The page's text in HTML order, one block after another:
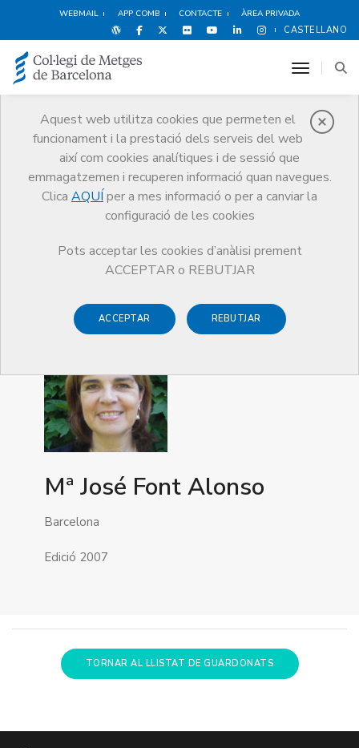
WEBMAIL APP COMB CONTACTE ÀREA PRIVADA
CASTELLANO
Aquest web utilitza cookies que permeten el
funcionament i la prestació dels serveis del web
així com cookies analítiques i de sessió que
emmagatzemen i recuperen informació quan navegues.
Clica AQUÍ per a mes informació o per a canviar la
configuració de les cookies
Pots acceptar les cookies d’anàlisi prement
ACCEPTAR o REBUTJAR
ACCEPTAR REBUTJAR
toggle
Premis
Premis Guardonat Edició 2007
Guardonat Edició 2007
Mª José Font Alonso
Barcelona
Edició 2007
TORNAR AL LLISTAT DE GUARDONATS